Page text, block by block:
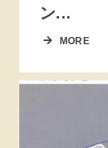
ン...
MORE